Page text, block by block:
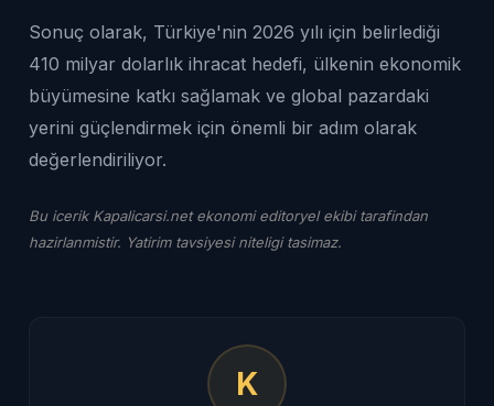
Sonuç olarak, Türkiye'nin 2026 yılı için belirlediği
410 milyar dolarlık ihracat hedefi, ülkenin ekonomik
büyümesine katkı sağlamak ve global pazardaki
yerini güçlendirmek için önemli bir adım olarak
değerlendiriliyor.
Bu icerik Kapalicarsi.net ekonomi editoryel ekibi tarafindan
hazirlanmistir. Yatirim tavsiyesi niteligi tasimaz.
K